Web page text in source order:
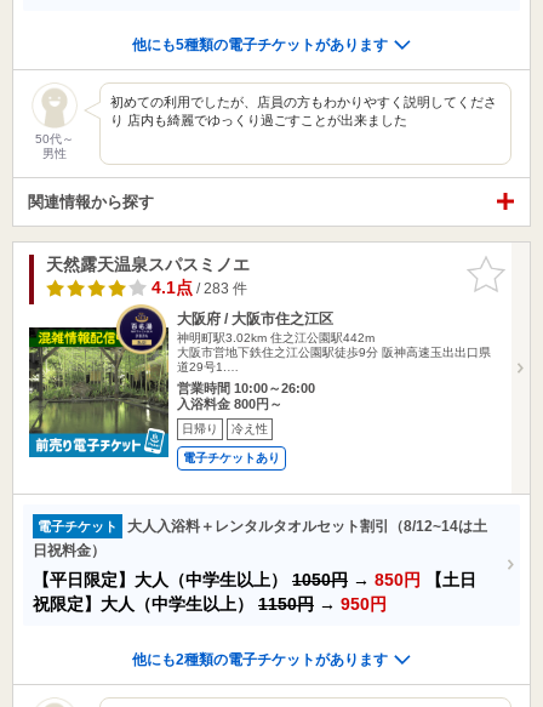
他にも5種類の電子チケットがあります
50代～
男性
初めての利用でしたが、店員の方もわかりやすく説明してくださ
り 店内も綺麗でゆっくり過ごすことが出来ました
関連情報から探す
お気に入
りに追加
天然露天温泉スパスミノエ
4.1点/ 283 件
大阪府 / 大阪市住之江区
神明町駅3.02km 住之江公園駅442m
大阪市営地下鉄住之江公園駅徒歩9分 阪神高速玉出出口県
道29号1.…
営業時間 10:00～26:00
入浴料金 800円～
日帰り 冷え性
電子チケットあり
電子チケット
大人入浴料＋レンタルタオルセット割引（8/12~14は土
日祝料金）
【平日限定】大人（中学生以上） 1050円 → 850円
【土日
祝限定】大人（中学生以上） 1150円 → 950円
他にも2種類の電子チケットがあります